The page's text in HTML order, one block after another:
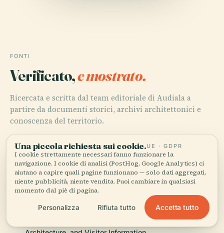
FONTI
Verificato,e mostrato.
Ricercata e scritta dal team editoriale di Audiala a
partire da documenti storici, archivi architettonici e
conoscenza del territorio.
Ultima revisione: August 2025
Visiting Hassan Pasha Mosque in Oran: History,
Architecture, and Visitor Information
Visiting Hassan Pasha Mosque in Oran: History,
Una piccola richiesta sui cookie.UE · GDPR
I cookie strettamente necessari fanno funzionare la
navigazione. I cookie di analisi (PostHog, Google Analytics) ci
aiutano a capire quali pagine funzionano — solo dati aggregati,
niente pubblicità, niente vendita. Puoi cambiare in qualsiasi
momento dal piè di pagina.
Personalizza Rifiuta tutto Accetta tutto